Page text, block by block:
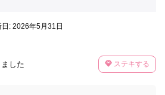
日: 2026年5月31日
した ステキする